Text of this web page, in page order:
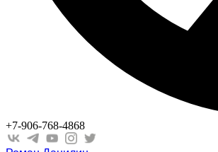
+7-906-768-4868